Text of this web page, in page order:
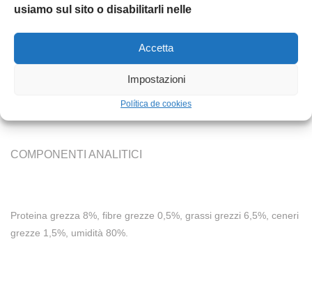
usiamo sul sito o disabilitarli nelle
Accetta
Impostazioni
Política de cookies
COMPOSIZIONE
Agnello fresco (pari al 100% della carne utilizzata), sostanze
COMPONENTI ANALITICI
Proteina grezza 8%, fibre grezze 0,5%, grassi grezzi 6,5%, ceneri
grezze 1,5%, umidità 80%.